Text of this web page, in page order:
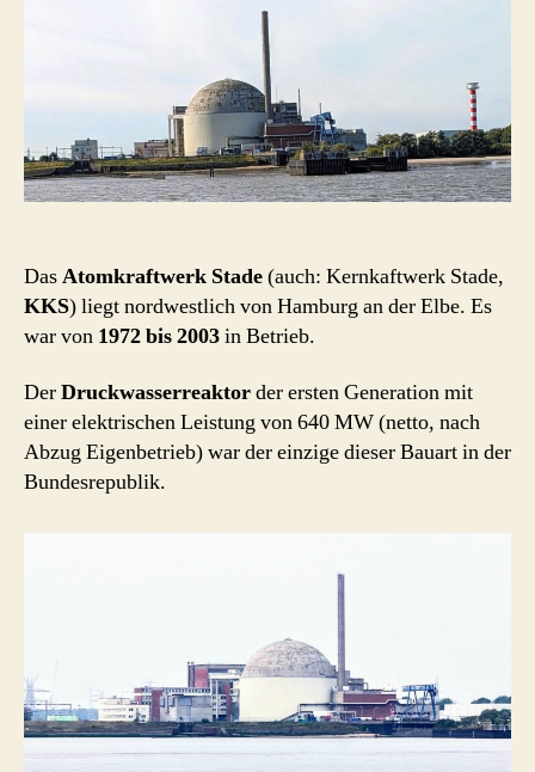
DasAtomkraftwerk Stade(auch: Kernkaftwerk Stade,
KKS) liegt nordwestlich von Hamburg an der Elbe. Es
war von 1972 bis 2003in Betrieb.
DerDruckwasserreaktorder ersten Generation mit
einer elektrischen Leistung von 640 MW (netto, nach
Abzug Eigenbetrieb) war der einzige dieser Bauart in der
Bundesrepublik.